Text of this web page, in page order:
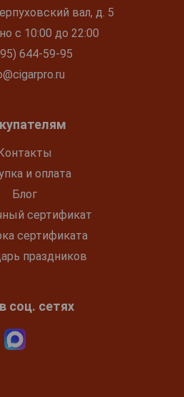
вал, д. 5
с 10:00 до 22:00
644-59-95
и оплата
Блог
сертификат
сертификата
праздников
соц. сетях